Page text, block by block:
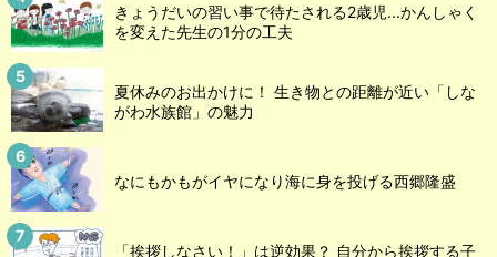
きょうだいの習い事で待たされる2歳児...かんしゃく
を変えた先生の1分の工夫
夏休みのお出かけに！ 生き物との距離が近い「しな
がわ水族館」の魅力
なにもかもがイヤになり海に身を投げる西郷隆盛
「挨拶しなさい！」は逆効果？ 自分から挨拶する子